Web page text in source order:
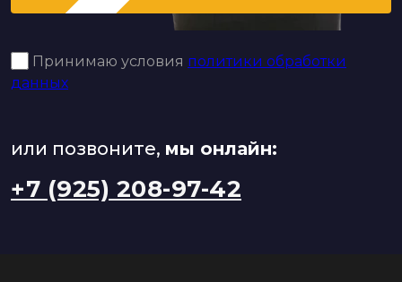
Принимаю условия политики обработки
данных
или позвоните, мы онлайн:
+7 (925) 208-97-42